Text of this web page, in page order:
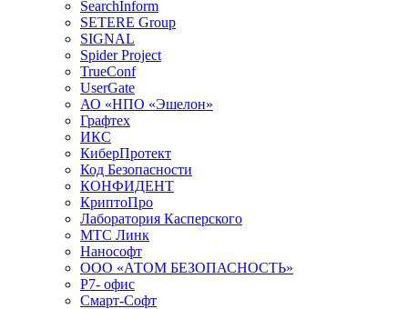
SearchInform
SETERE Group
SIGNAL
Spider Project
TrueConf
UserGate
АО «НПО «Эшелон»
Графтех
ИКС
КиберПротект
Код Безопасности
КОНФИДЕНТ
КриптоПро
Лаборатория Касперского
МТС Линк
Нанософт
ООО «АТОМ БЕЗОПАСНОСТЬ»
Р7- офис
Смарт-Софт